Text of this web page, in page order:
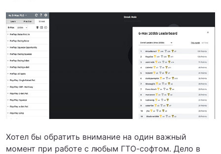
Хотел бы обратить внимание на один важный
момент при работе с любым ГТО-софтом. Дело в